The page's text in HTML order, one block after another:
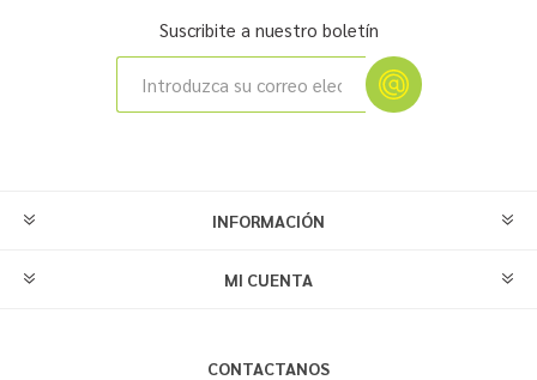
Suscribite a nuestro boletín
INFORMACIÓN
MI CUENTA
CONTACTANOS